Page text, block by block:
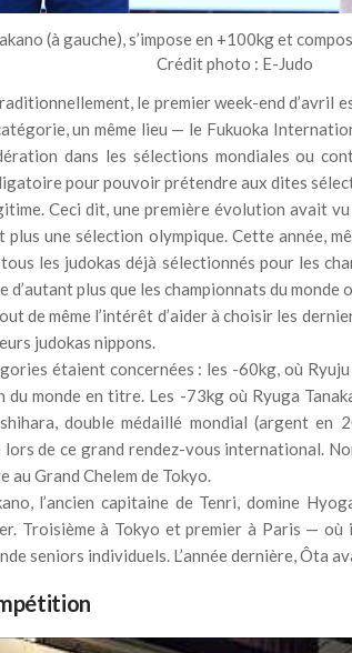
(à gauche), s’impose en +100kg et
Crédit photo : E-Judo
le premier week-end d’avril
un même lieu — le Fukuoka
dans les sélections mondiales ou
pour pouvoir prétendre aux dites
Ceci dit, une première évolution avait
une sélection olympique. Cette année,
les judokas déjà sélectionnés pour les
plus que les championnats du monde
de même l’intérêt d’aider à choisir les
judokas nippons.
étaient concernées : les -60kg, où
monde en titre. Les -73kg où Ryuga
double médaillé mondial (argent en
de ce grand rendez-vous international.
Grand Chelem de Tokyo.
l’ancien capitaine de Tenri, domine
Troisième à Tokyo et premier à Paris — où
seniors individuels. L’année dernière, Ôta